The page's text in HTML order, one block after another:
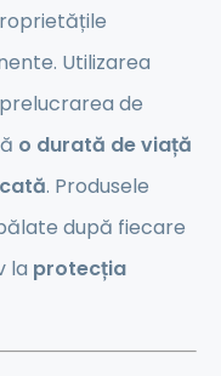
Utilizarea
de
o durată de viață
. Produsele
după fiecare
la protecția